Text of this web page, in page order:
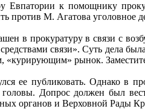
к помощнику
против М. Агатова уголовное
в прокуратуру в связи с
связи». Суть дела
рынок.
ее публиковать. Однако в
головы. Допрос должен был
органов и Верховной Рады